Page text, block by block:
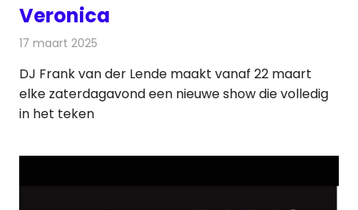
Veronica
17 maart 2025
DJ Frank van der Lende maakt vanaf 22 maart
elke zaterdagavond een nieuwe show die volledig
in het teken